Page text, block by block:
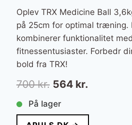
Oplev TRX Medicine Ball
på 25cm for optimal træning.
kombinerer funktionalitet
fitnessentusiaster. Forbedr
bold fra TRX!
700kr. Den
oprindelige
pris
564 kr.Den
pris
På lager